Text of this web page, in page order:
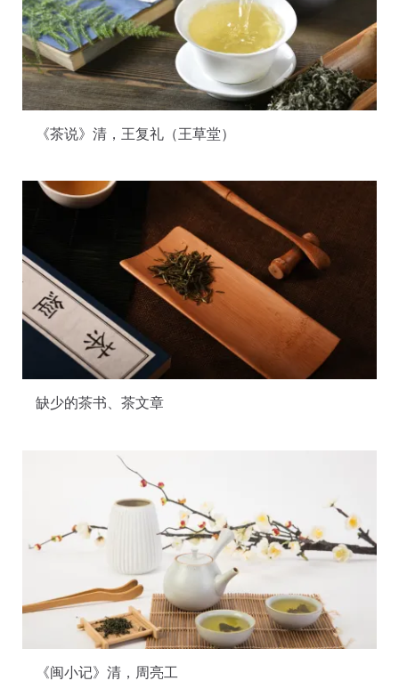
《茶说》清，王复礼（王草堂）
缺少的茶书、茶文章
《闽小记》清，周亮工